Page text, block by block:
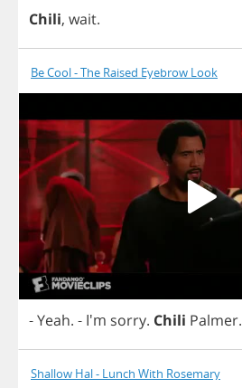
Chili, wait.
Be Cool - The Raised Eyebrow Look
-Yeah. - I'm sorry. Chili Palmer.
Shallow Hal - Lunch With Rosemary